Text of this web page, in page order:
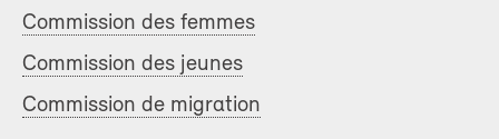
Commission des femmes
Commission des jeunes
Commission de migration